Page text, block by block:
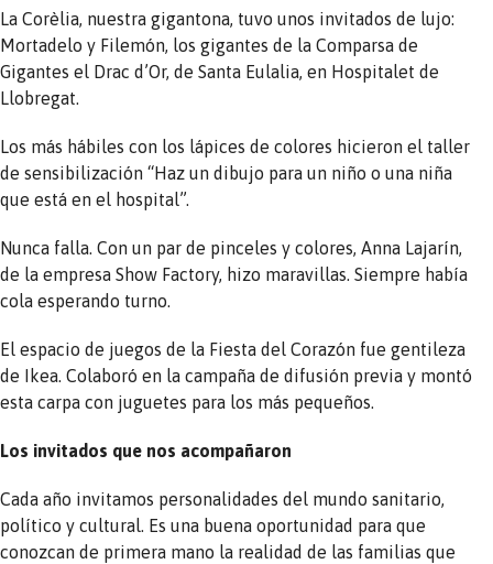
La Corèlia, nuestra gigantona, tuvo unos invitados de lujo:
Mortadelo y Filemón, los gigantes de la Comparsa de
Gigantes el Drac d’Or, de Santa Eulalia, en Hospitalet de
Llobregat.
Los más hábiles con los lápices de colores hicieron el taller
de sensibilización “Haz un dibujo para un niño o una niña
que está en el hospital”.
Nunca falla. Con un par de pinceles y colores, Anna Lajarín,
de la empresa Show Factory, hizo maravillas. Siempre había
cola esperando turno.
El espacio de juegos de la Fiesta del Corazón fue gentileza
de Ikea. Colaboró en la campaña de difusión previa y montó
esta carpa con juguetes para los más pequeños.
Los invitados que nos acompañaron
Cada año invitamos personalidades del mundo sanitario,
político y cultural. Es una buena oportunidad para que
conozcan de primera mano la realidad de las familias que